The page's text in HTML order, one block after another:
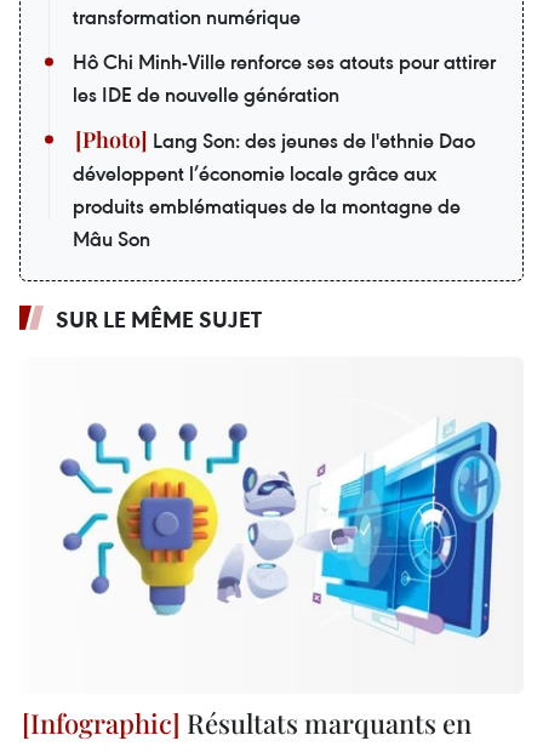
transformation numérique
Hô Chi Minh-Ville renforce ses atouts pour attirer
les IDE de nouvelle génération
Lang Son: des jeunes de l'ethnie Dao
développent l’économie locale grâce aux
produits emblématiques de la montagne de
Mâu Son
SUR LE MÊME SUJET
Résultats marquants en